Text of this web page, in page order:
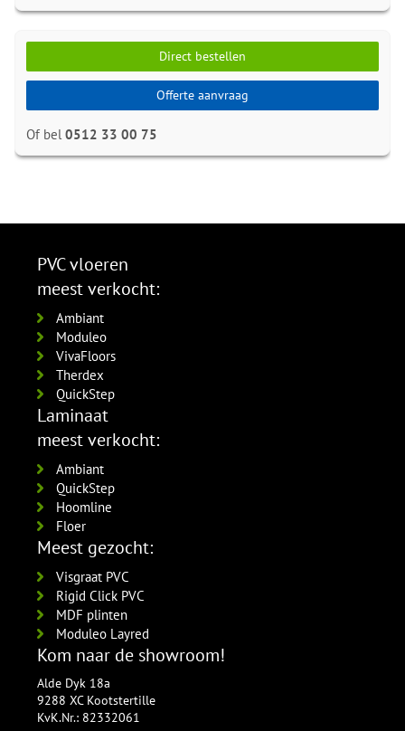
Direct bestellen
Offerte aanvraag
Of bel 0512 33 00 75
PVC vloeren
meest verkocht:
Ambiant
Moduleo
VivaFloors
Therdex
QuickStep
Laminaat
meest verkocht:
Ambiant
QuickStep
Hoomline
Floer
Meest gezocht:
Visgraat PVC
Rigid Click PVC
MDF plinten
Moduleo Layred
Kom naar de showroom!
Alde Dyk 18a
9288 XC Kootstertille
KvK.Nr.: 82332061